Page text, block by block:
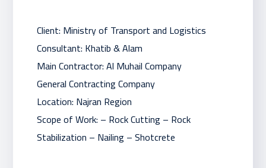
Client: Ministry of Transport and Logistics
Consultant: Khatib & Alam
Main Contractor: Al Muhail Company
General Contracting Company
Location: Najran Region
Scope of Work: – Rock Cutting – Rock
Stabilization – Nailing – Shotcrete